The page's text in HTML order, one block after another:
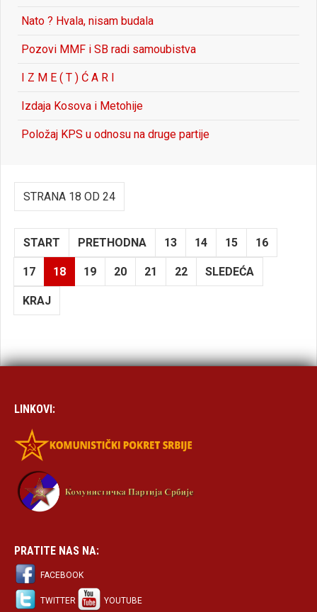
Nato ? Hvala, nisam budala
Pozovi MMF i SB radi samoubistva
I Z M E ( T ) Ć A R I
Izdaja Kosova i Metohije
Položaj KPS u odnosu na druge partije
STRANA 18 OD 24
START PRETHODNA 13 14 15 16
17 18 19 20 21 22 SLEDEĆA
KRAJ
LINKOVI:
PRATITE NAS NA:
FACEBOOK
TWITTER YOUTUBE